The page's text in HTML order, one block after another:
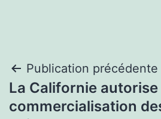
Navigation
de
Publication précédente
La Californie autorise
commercialisation